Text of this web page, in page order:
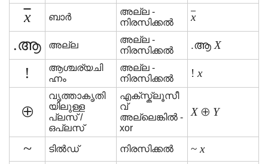
x ബാർ
അല്ല -
നിരസിക്കൽ
x
.ആ അല്ല
അല്ല -
നിരസിക്കൽ
.ആ X
!
ആശ്ചര്യചി
ഹ്നം
അല്ല -
നിരസിക്കൽ
! x
⊕
വൃത്താകൃതി
യിലുള്ള
പ്ലസ് /
ഒപ്ലസ്
എക്സ്ക്ലൂസീ
വ്
അല്ലെങ്കിൽ -
xor
X ⊕ Y
~ ടിൽഡ് നിരസിക്കൽ ~ x